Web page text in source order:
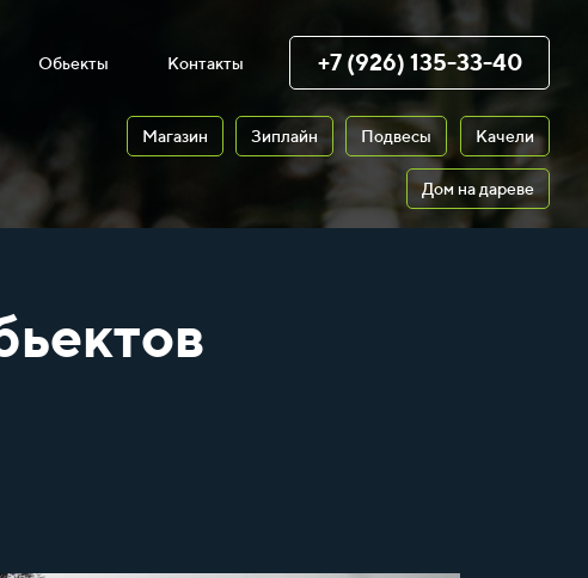
Обьекты Контакты +7 (926) 135-33-40
Магазин Зиплайн Подвесы Качели
Дом на дареве